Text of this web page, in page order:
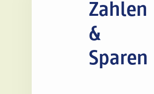
Zahlen
&
Sparen